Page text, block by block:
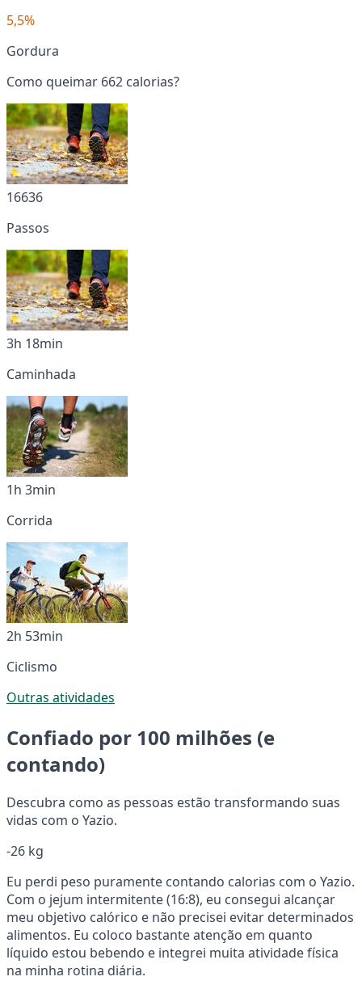
5,5%
Gordura
Como queimar 662 calorias?
16636
Passos
3h 18min
Caminhada
1h 3min
Corrida
2h 53min
Ciclismo
Outras atividades
Confiado por 100 milhões (e
contando)
Descubra como as pessoas estão transformando suas
vidas com o Yazio.
-26 kg
Eu perdi peso puramente contando calorias com o Yazio.
Com o jejum intermitente (16:8), eu consegui alcançar
meu objetivo calórico e não precisei evitar determinados
alimentos. Eu coloco bastante atenção em quanto
líquido estou bebendo e integrei muita atividade física
na minha rotina diária.